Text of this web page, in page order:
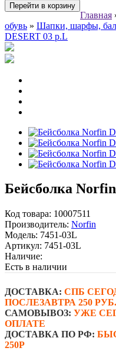
Перейти в корзину
Главная
обувь » Шапки, шарфы,
DESERT 03 р.L
Бейсболка
Код товара: 10007511
Производитель: Norfin
Модель: 7451-03L
Артикул: 7451-03L
Наличие:
Есть в наличии
ДОСТАВКА: СПБ
ПОСЛЕЗАВТРА 250 РУБ.
САМОВЫВОЗ: УЖЕ
ОПЛАТЕ
ДОСТАВКА ПО РФ:
250Р